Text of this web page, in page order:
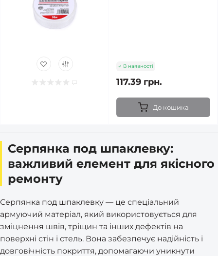
В наявності
117.39 грн.
До кошика
Серпянка под шпаклевку:
важливий елемент для якісного
ремонту
Серпянка под шпаклевку — це спеціальний
армуючий матеріал, який використовується для
зміцнення швів, тріщин та інших дефектів на
поверхні стін і стель. Вона забезпечує надійність і
довговічність покриття, допомагаючи уникнути